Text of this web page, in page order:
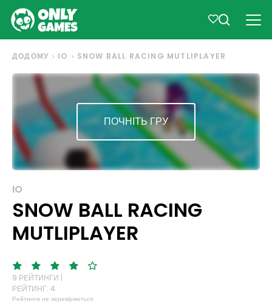
ДОДОМУ IO SNOW BALL RACING MUTLIPLAYER
ПОЧНІТЬ ГРУ
IO
SNOW BALL RACING
MUTLIPLAYER
9 РЕЙТИНГИ |
РЕЙТИНГ: 4
Рейтинги не перевіряються